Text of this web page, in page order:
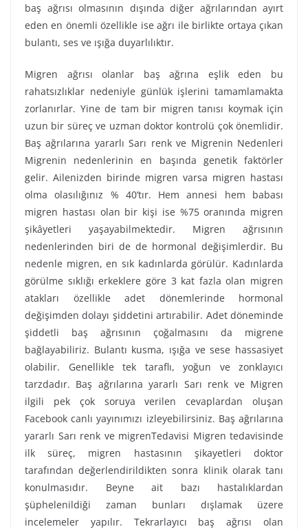
baş ağrısı olmasının dışında diğer ağrılarından ayırt
eden en önemli özellikle ise ağrı ile birlikte ortaya çıkan
bulantı, ses ve ışığa duyarlılıktır.
Migren ağrısı olanlar baş ağrına eşlik eden bu
rahatsızlıklar nedeniyle günlük işlerini tamamlamakta
zorlanırlar. Yine de tam bir migren tanısı koymak için
uzun bir süreç ve uzman doktor kontrolü çok önemlidir.
Baş ağrılarına yararlı Sarı renk ve Migrenin Nedenleri
Migrenin nedenlerinin en başında genetik faktörler
gelir. Ailenizden birinde migren varsa migren hastası
olma olasılığınız % 40’tır. Hem annesi hem babası
migren hastası olan bir kişi ise %75 oranında migren
şikâyetleri yaşayabilmektedir. Migren ağrısının
nedenlerinden biri de de hormonal değişimlerdir. Bu
nedenle migren, en sık kadınlarda görülür. Kadınlarda
görülme sıklığı erkeklere göre 3 kat fazla olan migren
atakları özellikle adet dönemlerinde hormonal
değişimden dolayı şiddetini artırabilir. Adet döneminde
şiddetli baş ağrısının çoğalmasını da migrene
bağlayabiliriz. Bulantı kusma, ışığa ve sese hassasiyet
olabilir. Genellikle tek taraflı, yoğun ve zonklayıcı
tarzdadır. Baş ağrılarına yararlı Sarı renk ve Migren
ilgili pek çok soruya verilen cevaplardan oluşan
Facebook canlı yayınımızı izleyebilirsiniz. Baş ağrılarına
yararlı Sarı renk ve migrenTedavisi Migren tedavisinde
ilk süreç, migren hastasının şikayetleri doktor
tarafından değerlendirildikten sonra klinik olarak tanı
konulmasıdır. Beyne ait bazı hastalıklardan
şüphelenildiği zaman bunları dışlamak üzere
incelemeler yapılır. Tekrarlayıcı baş ağrısı olan